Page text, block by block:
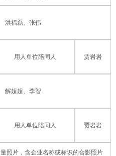
洪福磊、张伟
用人单位陪同人 贾岩岩
解超超、李智
用人单位陪同人 贾岩岩
照片，含企业名称或标识的合影照片